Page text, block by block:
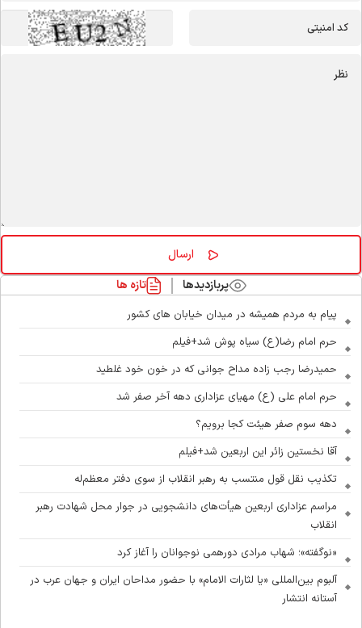
پربازدیدها تازه ها
پیام به مردم همیشه در میدان خیابان های کشور
حرم امام رضا(ع) سیاه پوش شد+فیلم
حمیدرضا رجب زاده مداح جوانی که در خون خود غلطید
حرم امام علی (ع) مهیای عزاداری دهه آخر صفر شد
دهه سوم صفر هیئت کجا برویم؟
آقا نخستین زائر این اربعین شد+فیلم
تکذیب نقل قول منتسب به رهبر انقلاب از سوی دفتر معظم‌له
مراسم عزاداری اربعین هیأت‌های دانشجویی در جوار محل شهادت رهبر
انقلاب
«نوگفته»؛ شهاب مرادی دورهمی نوجوانان را آغاز کرد
آلبوم بین‌المللی «یا لثارات الامام» با حضور مداحان ایران و جهان عرب در
آستانه انتشار